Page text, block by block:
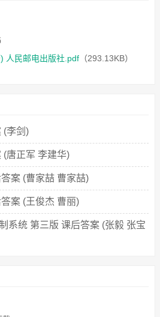
人民邮电出版社.pdf （293.13KB）
(李剑)
(唐正军 李建华)
案 (曹家喆 曹家喆)
案 (王俊杰 曹丽)
系统 第三版 课后答案 (张毅 张宝